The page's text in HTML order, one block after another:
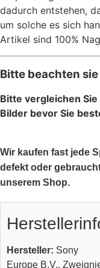
dadurch entstehen,
um solche es sich
Artikel sind 100%
Bitte beachten
Bitte vergleichen
Bilder bevor Sie
Wir kaufen fast jede
defekt oder
unserem Shop.
Hersteller: Sony
Europe B.V.,